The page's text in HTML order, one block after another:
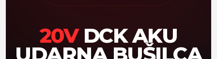
20V DCK AKU
UDARNA BUŠILCA